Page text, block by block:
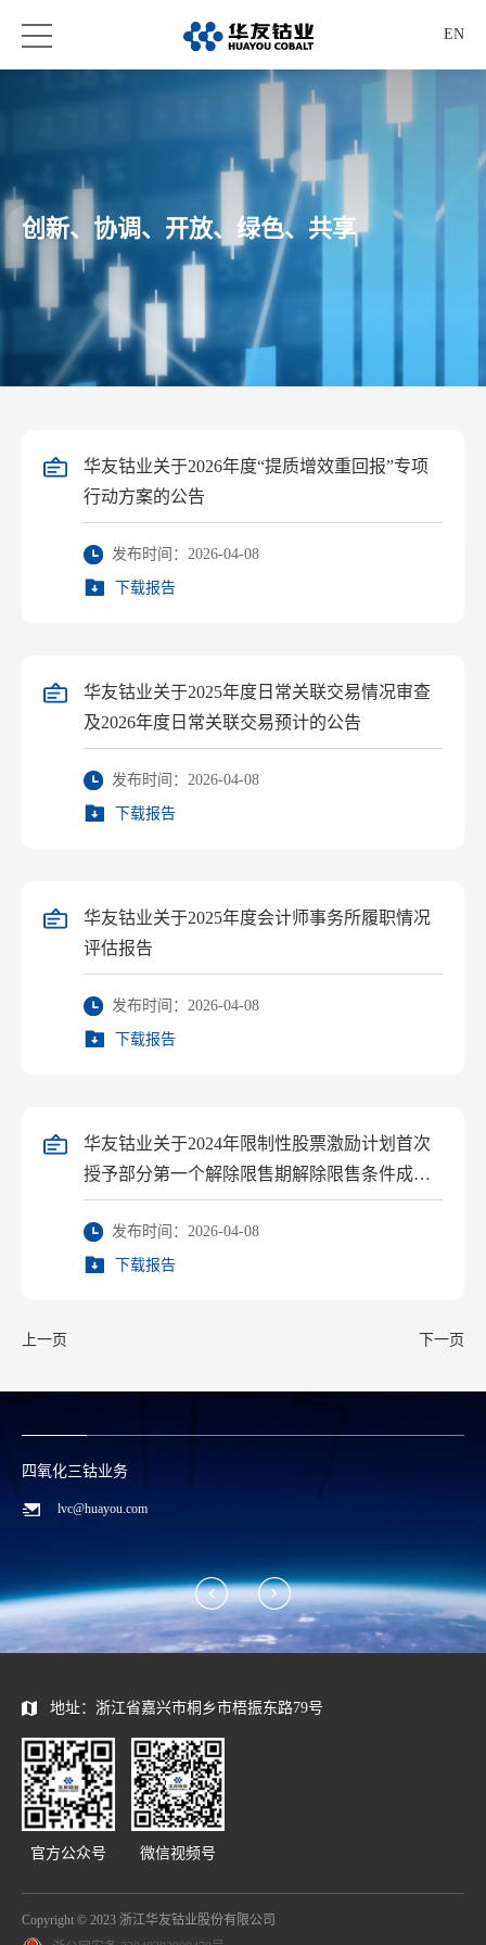
EN
创新、协调、开放、绿色、共享
华友钴业关于2026年度“提质增效重回报”专项
行动方案的公告
发布时间：2026-04-08
下载报告
华友钴业关于2025年度日常关联交易情况审查
及2026年度日常关联交易预计的公告
发布时间：2026-04-08
下载报告
华友钴业关于2025年度会计师事务所履职情况
评估报告
发布时间：2026-04-08
下载报告
华友钴业关于2024年限制性股票激励计划首次
授予部分第一个解除限售期解除限售条件成就
的公告
发布时间：2026-04-08
下载报告
上一页 下一页
地址：浙江省嘉兴市桐乡市梧振东路79号
官方公众号 微信视频号
Copyright © 2023 浙江华友钴业股份有限公司